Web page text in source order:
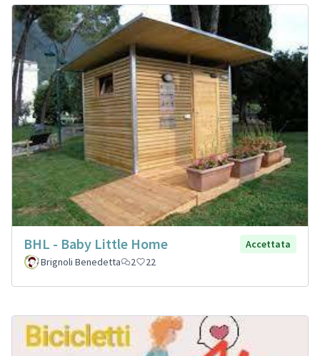
BHL - Baby Little Home
Accettata
Brignoli Benedetta
2 22